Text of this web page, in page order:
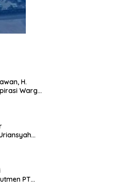
Infrastruktur
H.
Warga
PT